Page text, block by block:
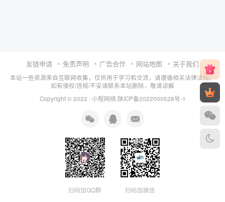
友链申请 免责声明 广告合作 网站地图 关于我们
本站一些资源来自互联网收集，仅供用于学习和交流，请遵循相关法律法规。
如有侵权/违规/不妥请联系本站删除，敬请谅解
Copyright © 2022 · 小程网络 陕ICP备2022000528号-1
扫码加QQ群 扫码加微信